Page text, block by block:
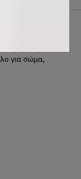
μορφή μπάρας
για σώμα,